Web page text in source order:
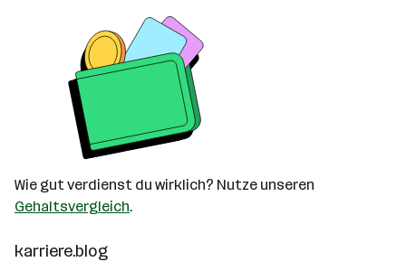
Wie gut verdienst du wirklich? Nutze unseren
Gehaltsvergleich.
karriere.blog